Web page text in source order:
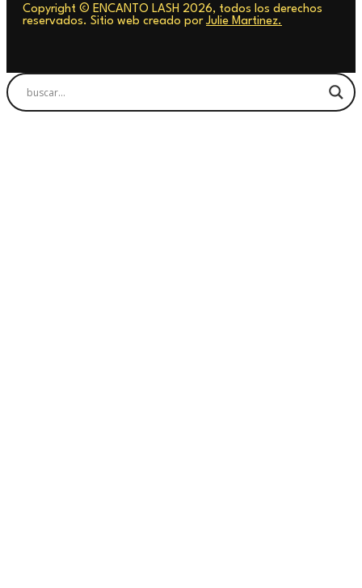
Copyright © ENCANTO LASH 2026, todos los derechos
reservados. Sitio web creado por Julie Martinez.